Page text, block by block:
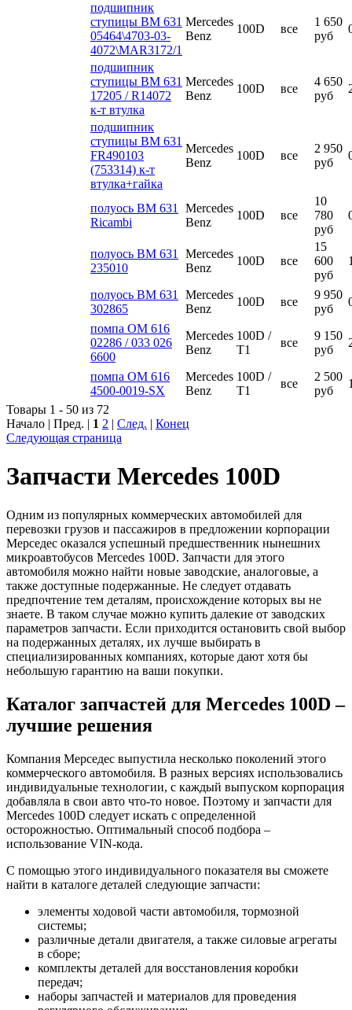
подшипник
ступицы ВМ 631
05464\4703-03-
4072\MAR3172/1
Mercedes
Benz
100D все
1 650
руб
подшипник
ступицы ВМ 631
17205 / R14072
к-т втулка
Mercedes
Benz
100D все
4 650
руб
подшипник
ступицы ВМ 631
FR490103
(753314) к-т
втулка+гайка
Mercedes
Benz
100D все
2 950
руб
полуось ВМ 631
Ricambi
Mercedes
Benz
100D все
10
780
руб
полуось ВМ 631
235010
Mercedes
Benz
100D все
15
600
руб
полуось ВМ 631
302865
Mercedes
Benz
100D все
9 950
руб
помпа ОМ 616
02286 / 033 026
6600
Mercedes
Benz
100D /
T1
все
9 150
руб
помпа ОМ 616
4500-0019-SX
Mercedes
Benz
100D /
T1
все
2 500
руб
Товары 1 - 50 из 72
Начало | Пред. | 1 2 | След. | Конец
Следующая страница
Запчасти Mercedes 100D
Одним из популярных коммерческих автомобилей для
перевозки грузов и пассажиров в предложении корпорации
Мерседес оказался успешный предшественник нынешних
микроавтобусов Mercedes 100D. Запчасти для этого
автомобиля можно найти новые заводские, аналоговые, а
также доступные подержанные. Не следует отдавать
предпочтение тем деталям, происхождение которых вы не
знаете. В таком случае можно купить далекие от заводских
параметров запчасти. Если приходится остановить свой выбор
на подержанных деталях, их лучше выбирать в
специализированных компаниях, которые дают хотя бы
небольшую гарантию на ваши покупки.
Каталог запчастей для Mercedes 100D –
лучшие решения
Компания Мерседес выпустила несколько поколений этого
коммерческого автомобиля. В разных версиях использовались
индивидуальные технологии, с каждый выпуском корпорация
добавляла в свои авто что-то новое. Поэтому и запчасти для
Mercedes 100D следует искать с определенной
осторожностью. Оптимальный способ подбора –
использование VIN-кода.
С помощью этого индивидуального показателя вы сможете
найти в каталоге деталей следующие запчасти:
элементы ходовой части автомобиля, тормозной
системы;
различные детали двигателя, а также силовые агрегаты
в сборе;
комплекты деталей для восстановления коробки
передач;
наборы запчастей и материалов для проведения